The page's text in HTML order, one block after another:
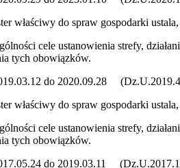
właściwy do spraw gospodarki
cele ustanowienia strefy,
tych obowiązków.
do 2020.09.28
właściwy do spraw gospodarki
cele ustanowienia strefy,
tych obowiązków.
do 2019.03.11